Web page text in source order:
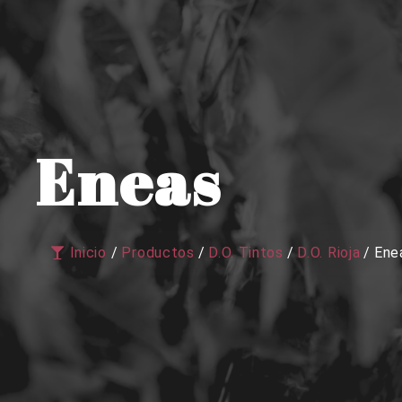
Eneas
Inicio / Productos / D.O. Tintos / D.O. Rioja /